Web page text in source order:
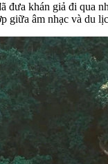
đưa khán giả đi
âm nhạc và du